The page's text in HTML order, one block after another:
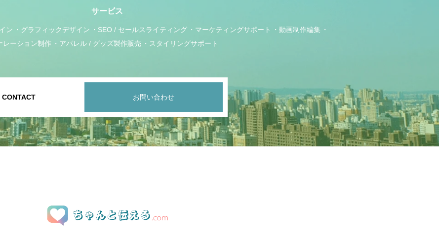
サービス
ン グラフィックデザイン SEO / セールスライティング マーケティングサポート
動画制作編集
レーション制作
アパレル / グッズ製作販売 スタイリングサポート
CONTACT お問い合わせ